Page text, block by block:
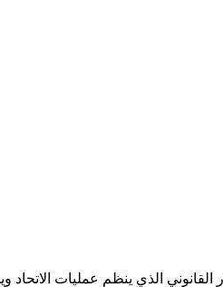
الذي ينظم عمليات الاتحاد